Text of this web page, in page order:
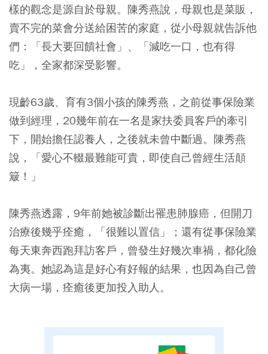
樣的觀念是源自於母親。陳秀燕說，母親也是菜販，
賣不完的菜會分送給困苦的家庭，從小母親就告訴他
們：「長大要回饋社會」、「減吃一口，也有得
吃」，全家都深受影響。
現齡63歲、育有3個小孩的陳秀燕，之前從事保險業
做到經理，20幾年前在一名是家扶委員客戶的牽引
下，開始擔任認養人，之後就未曾中斷過。陳秀燕
說，「愛心不輟最難能可貴，即使自己曾經生活顛
簸！」
陳秀燕透露，9年前她被診斷出罹患肺腺癌，但開刀
治療後幾乎痊癒，「很難以置信」；還有從事保險業
每天東奔西跑拜訪客戶，曾發生好幾次車禍，都化險
為夷。她認為這是好心有好報的結果，也因為自己曾
大病一場，痊癒後更加投入助人。